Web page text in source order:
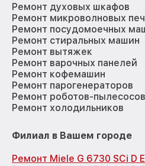
Ремонт духовых шкафов
Ремонт микроволновых
Ремонт посудомоечных
Ремонт стиральных машин
Ремонт вытяжек
Ремонт варочных панелей
Ремонт кофемашин
Ремонт парогенераторов
Ремонт роботов-пылесосов
Ремонт холодильников
Филиал в Вашем городе
Ремонт Miele G 6730 SCi D